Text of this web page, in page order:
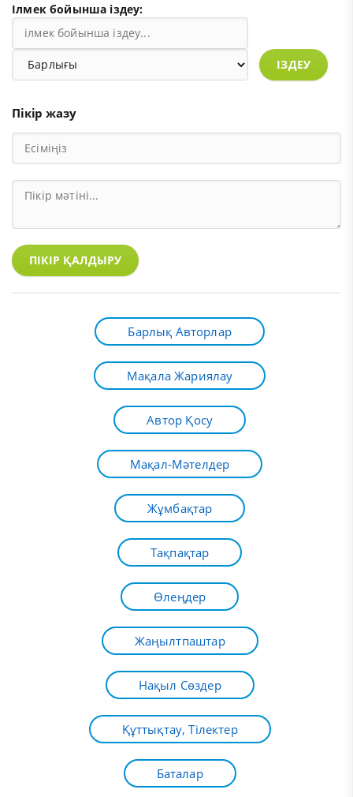
Ілмек бойынша іздеу:
ІЗДЕУ
Пікір жазу
ПІКІР ҚАЛДЫРУ
Барлық Авторлар
Мақала Жариялау
Автор Қосу
Мақал-Мәтелдер
Жұмбақтар
Тақпақтар
Өлеңдер
Жаңылтпаштар
Нақыл Сөздер
Құттықтау, Тілектер
Баталар